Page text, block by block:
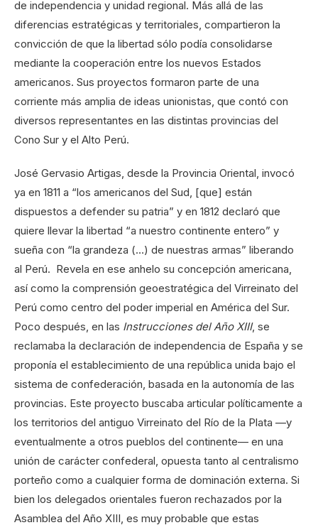
de independencia y unidad regional. Más allá de las
diferencias estratégicas y territoriales, compartieron la
convicción de que la libertad sólo podía consolidarse
mediante la cooperación entre los nuevos Estados
americanos. Sus proyectos formaron parte de una
corriente más amplia de ideas unionistas, que contó con
diversos representantes en las distintas provincias del
Cono Sur y el Alto Perú.
José Gervasio Artigas, desde la Provincia Oriental, invocó
ya en 1811 a “los americanos del Sud, [que] están
dispuestos a defender su patria” y en 1812 declaró que
quiere llevar la libertad “a nuestro continente entero” y
sueña con “la grandeza (…) de nuestras armas” liberando
al Perú. Revela en ese anhelo su concepción americana,
así como la comprensión geoestratégica del Virreinato del
Perú como centro del poder imperial en América del Sur.
Poco después, en las Instrucciones del Año XIII, se
reclamaba la declaración de independencia de España y se
proponía el establecimiento de una república unida bajo el
sistema de confederación, basada en la autonomía de las
provincias. Este proyecto buscaba articular políticamente a
los territorios del antiguo Virreinato del Río de la Plata —y
eventualmente a otros pueblos del continente— en una
unión de carácter confederal, opuesta tanto al centralismo
porteño como a cualquier forma de dominación externa. Si
bien los delegados orientales fueron rechazados por la
Asamblea del Año XIII, es muy probable que estas